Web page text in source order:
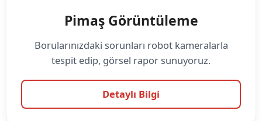
Pimaş Görüntüleme
Borularınızdaki sorunları robot kameralarla
tespit edip, görsel rapor sunuyoruz.
Detaylı Bilgi